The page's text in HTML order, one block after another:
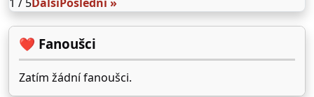
❤️ Fanoušci
Zatím žádní fanoušci.